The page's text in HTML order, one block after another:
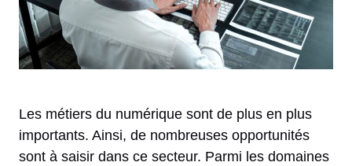
Les métiers du numérique sont de plus en plus
importants. Ainsi, de nombreuses opportunités
sont à saisir dans ce secteur. Parmi les domaines